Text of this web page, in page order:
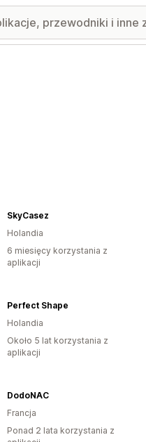
SkyCasez
Holandia
6 miesięcy korzystania z
aplikacji
Perfect Shape
Holandia
Około 5 lat korzystania z
aplikacji
DodoNAC
Francja
Ponad 2 lata korzystania z